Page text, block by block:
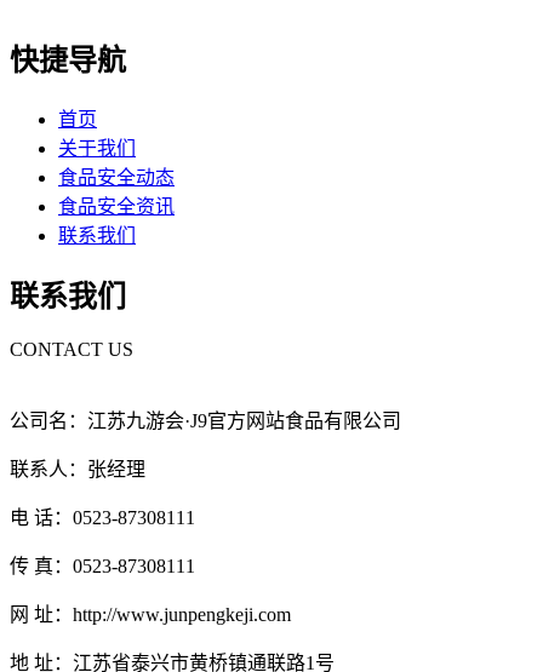
快捷导航
首页
关于我们
食品安全动态
食品安全资讯
联系我们
联系我们
CONTACT US
公司名：江苏九游会·J9官方网站食品有限公司
联系人：张经理
电 话：0523-87308111
传 真：0523-87308111
网 址：http://www.junpengkeji.com
地 址：江苏省泰兴市黄桥镇通联路1号